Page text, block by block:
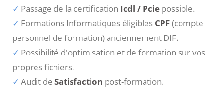
Passage de la certification Icdl / Pcie possible.
Formations Informatiques éligibles CPF(compte
personnel de formation) anciennement DIF.
Possibilité d'optimisation et de formation sur vos
propres fichiers.
Audit de Satisfaction post-formation.